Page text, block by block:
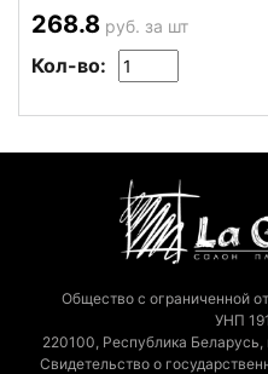
268.8 руб. за шт
Кол-во:
Общество с ограниченной
УНП
220100, Республика Беларусь,
Свидетельство о